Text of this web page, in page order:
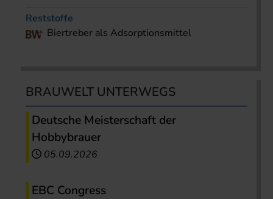
Reststoffe
Biertreber als Adsorptionsmittel
BRAUWELT UNTERWEGS
Deutsche Meisterschaft der
Hobbybrauer
05.09.2026
EBC Congress